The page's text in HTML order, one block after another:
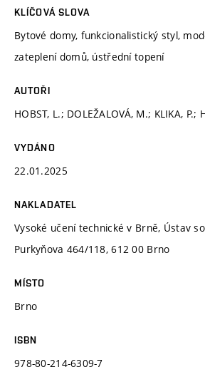
KLÍČOVÁ SLOVA
Bytové domy, funkcionalistický styl,
zateplení domů, ústřední topení
AUTOŘI
HOBST, L.; DOLEŽALOVÁ, M.; KLIKA, P.;
VYDÁNO
22.01.2025
NAKLADATEL
Vysoké učení technické v Brně, Ústav
Purkyňova 464/118, 612 00 Brno
MÍSTO
Brno
ISBN
978-80-214-6309-7